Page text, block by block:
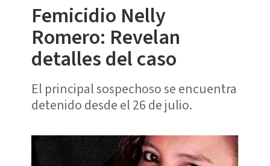
Femicidio Nelly
Romero: Revelan
detalles del caso
El principal sospechoso se encuentra
detenido desde el 26 de julio.